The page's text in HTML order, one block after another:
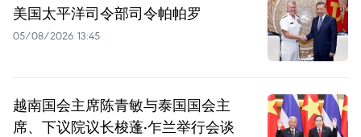
美国太平洋司令部司令帕帕罗
05/08/2026 13:45
越南国会主席陈青敏与泰国国会主
席、下议院议长梭蓬·乍兰举行会谈